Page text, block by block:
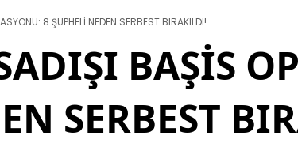
8 ŞÜPHELİ NEDEN SERBEST BIRAKILDI!
BAŞİS
SERBEST